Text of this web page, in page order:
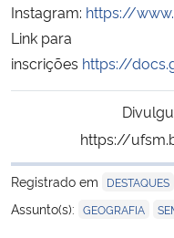
Ministério do Desenvolvimento
Ministério da Mulher, da Família
Secretaria-Geral
Instagram: https://
Link para
inscrições https://
https://
Registrado em
DESTAQUES
Assunto(s): GEOGRAFIA